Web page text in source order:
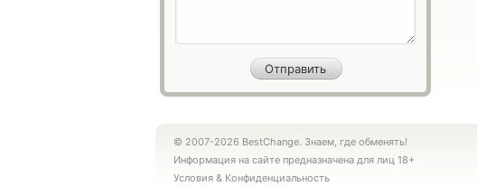
© 2007-2026 BestChange. Знаем, где обменять!
Информация на сайте предназначена для лиц 18+
Условия & Конфиденциальность